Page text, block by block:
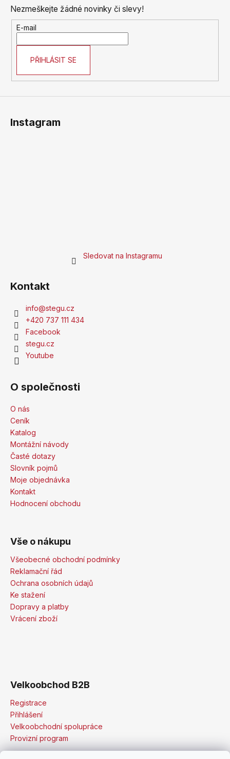
Nezmeškejte žádné novinky či slevy!
E-mail
PŘIHLÁSIT SE
Instagram
Sledovat na Instagramu
Kontakt
info@stegu.cz
+420 737 111 434
Facebook
stegu.cz
Youtube
O společnosti
O nás
Ceník
Katalog
Montážní návody
Časté dotazy
Slovník pojmů
Moje objednávka
Kontakt
Hodnocení obchodu
Vše o nákupu
Všeobecné obchodní podmínky
Reklamační řád
Ochrana osobních údajů
Ke stažení
Dopravy a platby
Vrácení zboží
Velkoobchod B2B
Registrace
Přihlášení
Velkoobchodní spolupráce
Provizní program